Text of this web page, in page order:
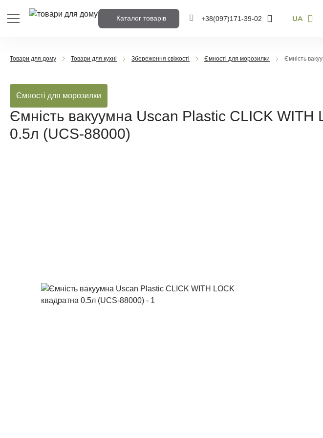
Каталог товарів +38(097)171-39-02
UA
EN
Товари для дому Товари для кухні Збереження свіжості Ємності для морозилки Ємність
Ємності для морозилки
Ємність вакуумна Uscan Plastic CLICK WITH
0.5л (UCS-88000)